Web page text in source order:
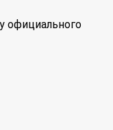
официального